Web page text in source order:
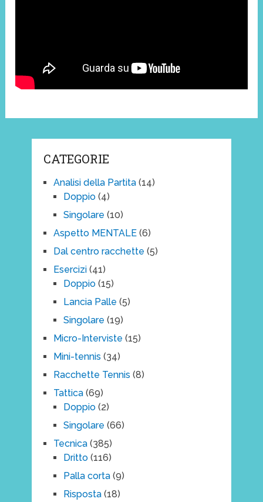
CATEGORIE
Analisi della Partita(14)
Doppio(4)
Singolare (10)
Aspetto MENTALE(6)
Dal centro racchette (5)
Esercizi(41)
Doppio(15)
Lancia Palle (5)
Singolare (19)
Micro-Interviste (15)
Mini-tennis (34)
Racchette Tennis (8)
Tattica(69)
Doppio(2)
Singolare (66)
Tecnica(385)
Dritto(116)
Palla corta(9)
Risposta(18)